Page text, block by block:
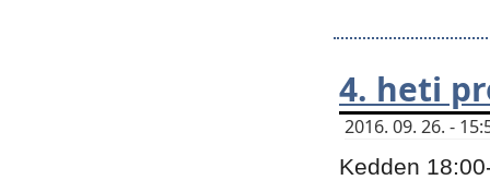
4. heti
2016. 09. 26. -
Kedden